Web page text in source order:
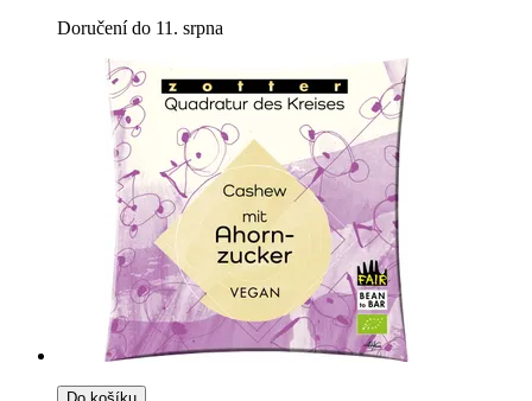
Doručení do 11. srpna